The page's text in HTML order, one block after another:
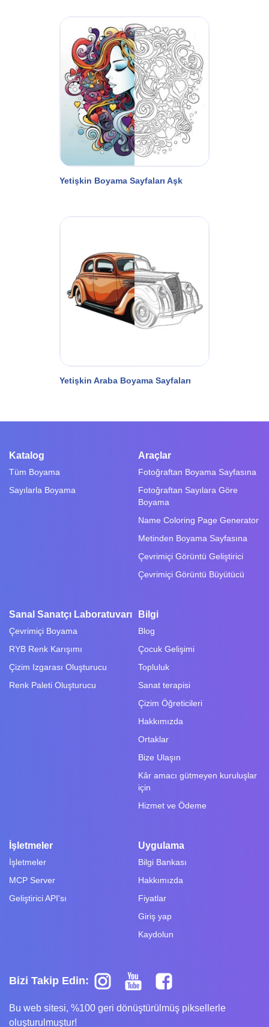
Yetişkin Boyama Sayfaları Aşk
Yetişkin Araba Boyama Sayfaları
Katalog
Tüm Boyama
Sayılarla Boyama
Araçlar
Fotoğraftan Boyama Sayfasına
Fotoğraftan Sayılara Göre
Boyama
Name Coloring Page Generator
Metinden Boyama Sayfasına
Çevrimiçi Görüntü Geliştirici
Çevrimiçi Görüntü Büyütücü
Sanal Sanatçı Laboratuvarı
Çevrimiçi Boyama
RYB Renk Karışımı
Çizim Izgarası Oluşturucu
Renk Paleti Oluşturucu
Bilgi
Blog
Çocuk Gelişimi
Topluluk
Sanat terapisi
Çizim Öğreticileri
Hakkımızda
Ortaklar
Bize Ulaşın
Kâr amacı gütmeyen kuruluşlar
için
Hizmet ve Ödeme
İşletmeler
İşletmeler
MCP Server
Geliştirici API'sı
Uygulama
Bilgi Bankası
Hakkımızda
Fiyatlar
Giriş yap
Kaydolun
Bizi Takip Edin:
Bu web sitesi, %100 geri dönüştürülmüş piksellerle
oluşturulmuştur!